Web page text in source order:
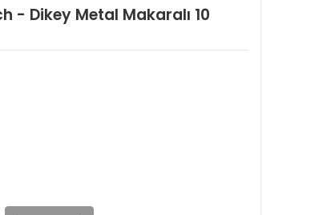
- Dikey Metal Makaralı 10